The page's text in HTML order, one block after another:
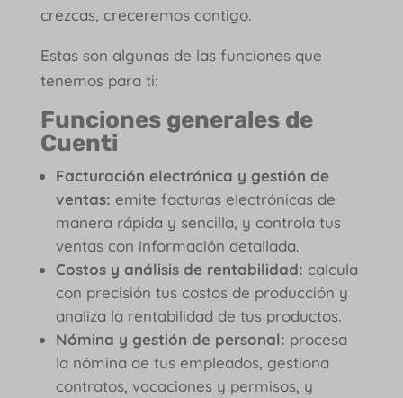
crezcas, creceremos contigo.
Estas son algunas de las funciones que
tenemos para ti:
Funciones generales de
Cuenti
Facturación electrónica y gestión de
ventas: emite facturas electrónicas de
manera rápida y sencilla, y controla tus
ventas con información detallada.
Costos y análisis de rentabilidad: calcula
con precisión tus costos de producción y
analiza la rentabilidad de tus productos.
Nómina y gestión de personal: procesa
la nómina de tus empleados, gestiona
contratos, vacaciones y permisos, y